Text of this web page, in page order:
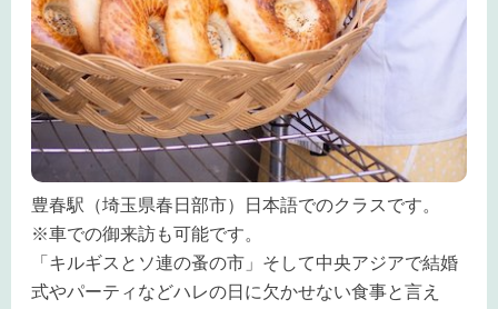
豊春駅（埼玉県春日部市）日本語でのクラスです。
※車での御来訪も可能です。
「キルギスとソ連の蚤の市」そして中央アジアで結婚
式やパーティなどハレの日に欠かせない食事と言え